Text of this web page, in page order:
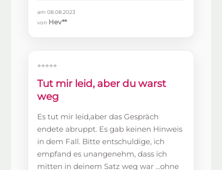
am 08.08.2023
von Hev**
⭐⭐⭐⭐⭐
Tut mir leid, aber du warst
weg
Es tut mir leid,aber das Gespräch
endete abruppt. Es gab keinen Hinweis
in dem Fall. Bitte entschuldige, ich
empfand es unangenehm, dass ich
mitten in deinem Satz weg war ...ohne